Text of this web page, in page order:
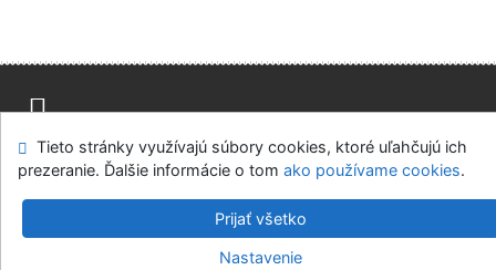
Mapa stránok Prístupnosť
Súkromie
Modul OpenSearch
Napíšte nám Nastavenie cookies
Knižnica Ružinov Bratislava
v.4.8.63a-Cosmotron Slovakia, s.r.o.
Tieto stránky využívajú súbory cookies, ktoré uľahčujú ich
prezeranie. Ďalšie informácie o tom ako používame cookies.
Prijať všetko
Nastavenie